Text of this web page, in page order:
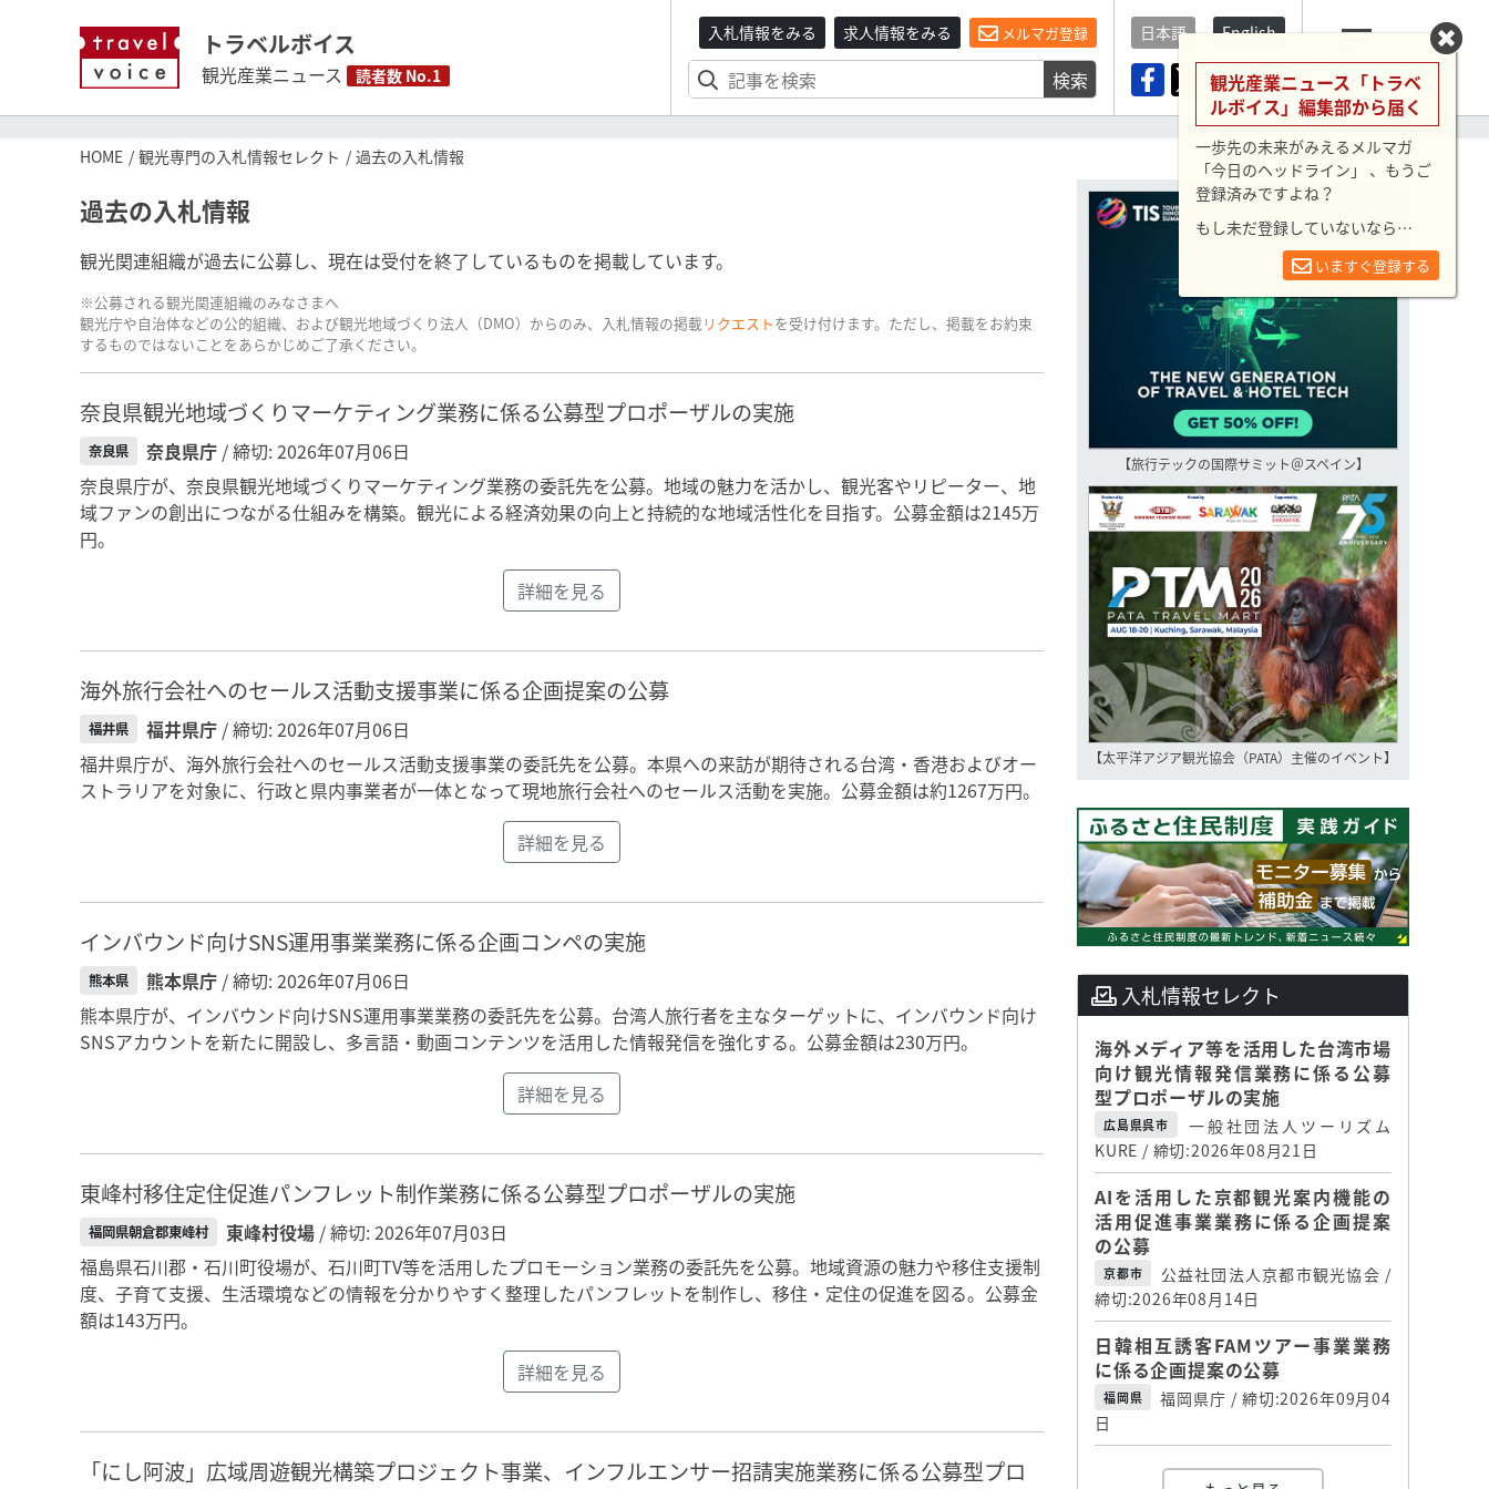
トラベルボイス
観光産業ニュース 読者数 No.1
入札情報をみる 求人情報をみる メルマガ登録
検索
日本語 English
メニュー
HOME 観光専門の入札情報セレクト 過去の入札情報
過去の入札情報
観光関連組織が過去に公募し、現在は受付を終了しているものを掲載しています。
※公募される観光関連組織のみなさまへ
観光庁や自治体などの公的組織、および観光地域づくり法人（DMO）からのみ、入札情報の掲載リクエストを受け付けます。ただし、掲載をお約束
するものではないことをあらかじめご了承ください。
奈良県観光地域づくりマーケティング業務に係る公募型プロポーザルの実施
奈良県 奈良県庁 / 締切: 2026年07月06日
奈良県庁が、奈良県観光地域づくりマーケティング業務の委託先を公募。地域の魅力を活かし、観光客やリピーター、地
域ファンの創出につながる仕組みを構築。観光による経済効果の向上と持続的な地域活性化を目指す。公募金額は2145万
円。
詳細を見る
海外旅行会社へのセールス活動支援事業に係る企画提案の公募
福井県 福井県庁 / 締切: 2026年07月06日
福井県庁が、海外旅行会社へのセールス活動支援事業の委託先を公募。本県への来訪が期待される台湾・香港およびオー
ストラリアを対象に、行政と県内事業者が一体となって現地旅行会社へのセールス活動を実施。公募金額は約1267万円。
詳細を見る
インバウンド向けSNS運用事業業務に係る企画コンペの実施
熊本県 熊本県庁 / 締切: 2026年07月06日
熊本県庁が、インバウンド向けSNS運用事業業務の委託先を公募。台湾人旅行者を主なターゲットに、インバウンド向け
SNSアカウントを新たに開設し、多言語・動画コンテンツを活用した情報発信を強化する。公募金額は230万円。
詳細を見る
東峰村移住定住促進パンフレット制作業務に係る公募型プロポーザルの実施
福岡県朝倉郡東峰村 東峰村役場 / 締切: 2026年07月03日
福島県石川郡・石川町役場が、石川町TV等を活用したプロモーション業務の委託先を公募。地域資源の魅力や移住支援制
度、子育て支援、生活環境などの情報を分かりやすく整理したパンフレットを制作し、移住・定住の促進を図る。公募金
額は143万円。
詳細を見る
「にし阿波」広域周遊観光構築プロジェクト事業、インフルエンサー招請実施業務に係る公募型プロ
【旅行テックの国際サミット＠スペイン】
【太平洋アジア観光協会（PATA）主催のイベント】
入札情報セレクト
海外メディア等を活用した台湾市場
向け観光情報発信業務に係る公募
型プロポーザルの実施
広島県呉市
一般社団法人ツーリズム
KURE / 締切:2026年08月21日
AIを活用した京都観光案内機能の
活用促進事業業務に係る企画提案
の公募
京都市
公益社団法人京都市観光協会 /
締切:2026年08月14日
日韓相互誘客FAMツアー事業業務
に係る企画提案の公募
福岡県
福岡県庁 / 締切:2026年09月04
日
観光産業ニュース「トラベ
ルボイス」編集部から届く
一歩先の未来がみえるメルマガ
「今日のヘッドライン」 、もうご
登録済みですよね？
もし未だ登録していないなら…
いますぐ登録する